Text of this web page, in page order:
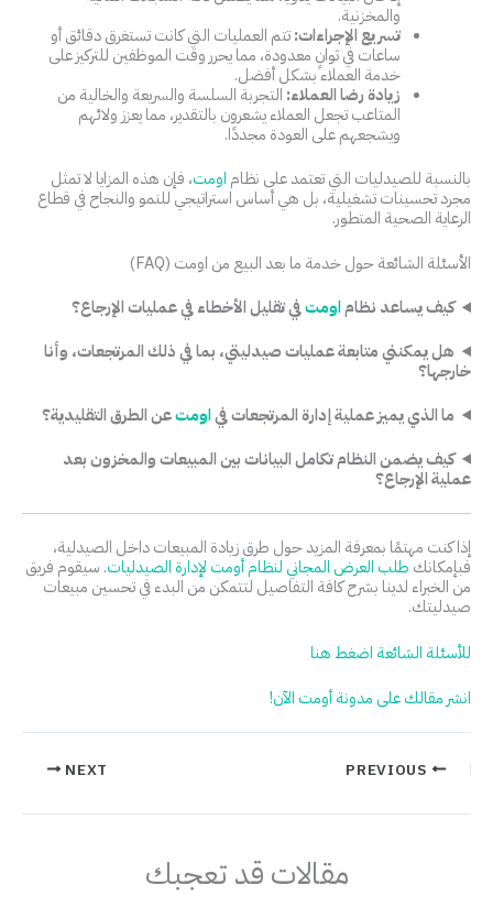
والمخزنية.
تسريع الإجراءات:تتم العمليات التي كانت تستغرق دقائق أو
ساعات في ثوانٍ معدودة، مما يحرر وقت الموظفين للتركيز على
خدمة العملاء بشكل أفضل.
زيادة رضا العملاء: التجربة السلسة والسريعة والخالية من
المتاعب تجعل العملاء يشعرون بالتقدير، مما يعزز ولائهم
ويشجعهم على العودة مجددًا.
بالنسبة للصيدليات التي تعتمد على نظام اومت، فإن هذه المزايا لا تمثل
مجرد تحسينات تشغيلية، بل هي أساس استراتيجي للنمو والنجاح في قطاع
الرعاية الصحية المتطور.
الأسئلة الشائعة حول خدمة ما بعد البيع من اومت (FAQ)
كيف يساعد نظاماومتفي تقليل الأخطاء في عمليات الإرجاع؟
هل يمكنني متابعة عمليات صيدليتي، بما في ذلك المرتجعات، وأنا
خارجها؟
ما الذي يميز عملية إدارة المرتجعات فياومتعن الطرق التقليدية؟
كيف يضمن النظام تكامل البيانات بين المبيعات والمخزون بعد
عملية الإرجاع؟
إذا كنت مهتمًا بمعرفة المزيد حول طرق زيادة المبيعات داخل الصيدلية،
فبإمكانك طلب العرض المجاني لنظام أومت لإدارة الصيدليات. سيقوم فريق
من الخبراء لدينا بشرح كافة التفاصيل لتتمكن من البدء في تحسين مبيعات
صيدليتك.
للأسئلة الشائعة اضغط هنا
انشر مقالك على مدونة أومت الآن!
NEXT
مقالات قد تعجبك